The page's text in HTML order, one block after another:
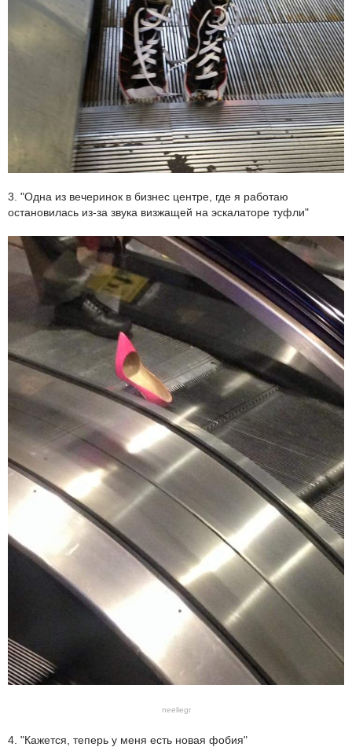
3. "Одна из вечеринок в бизнес центре, где я работаю
остановилась из-за звука визжащей на эскалаторе туфли"
neeliegr
4. "Кажется, теперь у меня есть новая фобия"